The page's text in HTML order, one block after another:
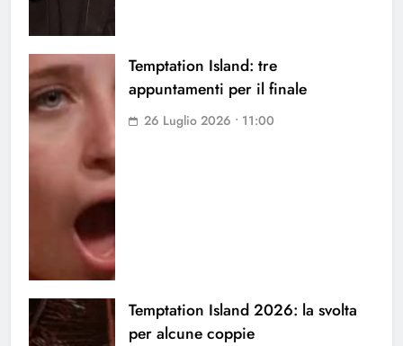
Temptation Island: tre
appuntamenti per il finale
26 Luglio 2026 • 11:00
Temptation Island 2026: la svolta
per alcune coppie